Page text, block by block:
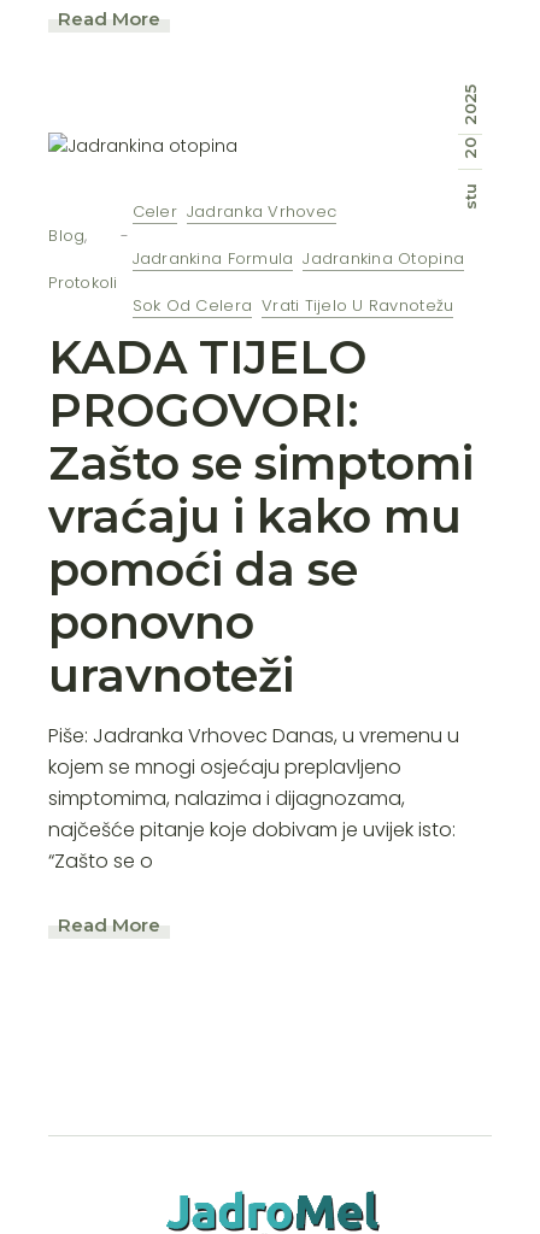
Read More
stu
20
2025
Blog,
Protokoli
Celer Jadranka Vrhovec
Jadrankina Formula Jadrankina Otopina
Sok Od Celera Vrati Tijelo U Ravnotežu
KADA TIJELO
PROGOVORI:
Zašto se simptomi
vraćaju i kako mu
pomoći da se
ponovno
uravnoteži
Piše: Jadranka Vrhovec Danas, u vremenu u
kojem se mnogi osjećaju preplavljeno
simptomima, nalazima i dijagnozama,
najčešće pitanje koje dobivam je uvijek isto:
“Zašto se o
Read More